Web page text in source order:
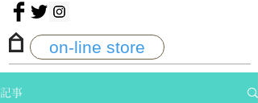
on-line store
記事